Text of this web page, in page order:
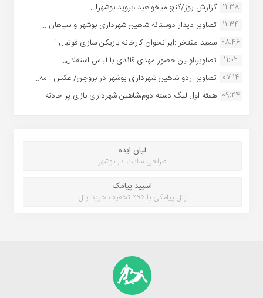
11:38 گزارش روز/گنج میخواهید ،بروید بوشهر!...
11:34 تصاویر دیدار دوستانه شاهین شهردارى بوشهر و سپاهان ...
08:46 سعید مفتخر :ایرانجوان کارخانه بازیکن سازی فوتبال ا...
11:02
تصاویر،اولین حضور مهدی قائدی با لباس استقلال...
07:14 تصاویر اردو شاهین شهرداری بوشهر در بروجن/ عکس : مه...
09:24 هفته اول لیگ دسته دوم،شاهین شهرداری بازی پر حادثه ...
لیان ایده
طراحی سایت در بوشهر
اسپید پیامک
پنل پیامکی با ۹۵٪ تخفیف خرید پنل